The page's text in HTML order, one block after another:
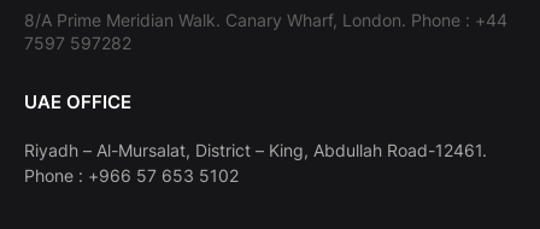
8/A Prime Meridian Walk. Canary Wharf, London. Phone : +44
7597 597282
UAE OFFICE
Riyadh – Al-Mursalat, District – King, Abdullah Road-12461.
Phone : +966 57 653 5102